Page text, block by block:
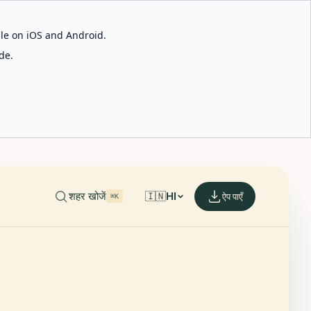
on iOS and Android.
शहर खोजें ⌘K 🇮🇳HI ऐप पाएँ